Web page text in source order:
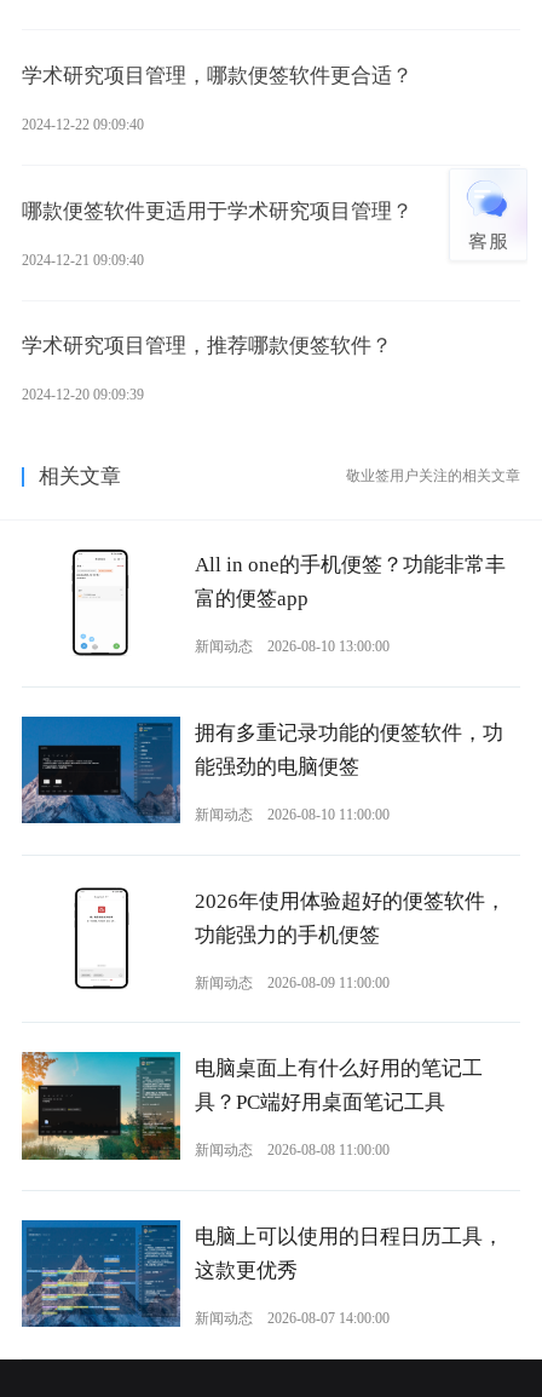
学术研究项目管理，哪款便签软件更合适？
2024-12-22 09:09:40
哪款便签软件更适用于学术研究项目管理？
2024-12-21 09:09:40
学术研究项目管理，推荐哪款便签软件？
2024-12-20 09:09:39
相关文章 敬业签用户关注的相关文章
All in one的手机便签？功能非常丰
富的便签app
新闻动态 2026-08-10 13:00:00
拥有多重记录功能的便签软件，功
能强劲的电脑便签
新闻动态 2026-08-10 11:00:00
2026年使用体验超好的便签软件，
功能强力的手机便签
新闻动态 2026-08-09 11:00:00
电脑桌面上有什么好用的笔记工
具？PC端好用桌面笔记工具
新闻动态 2026-08-08 11:00:00
电脑上可以使用的日程日历工具，
这款更优秀
新闻动态 2026-08-07 14:00:00